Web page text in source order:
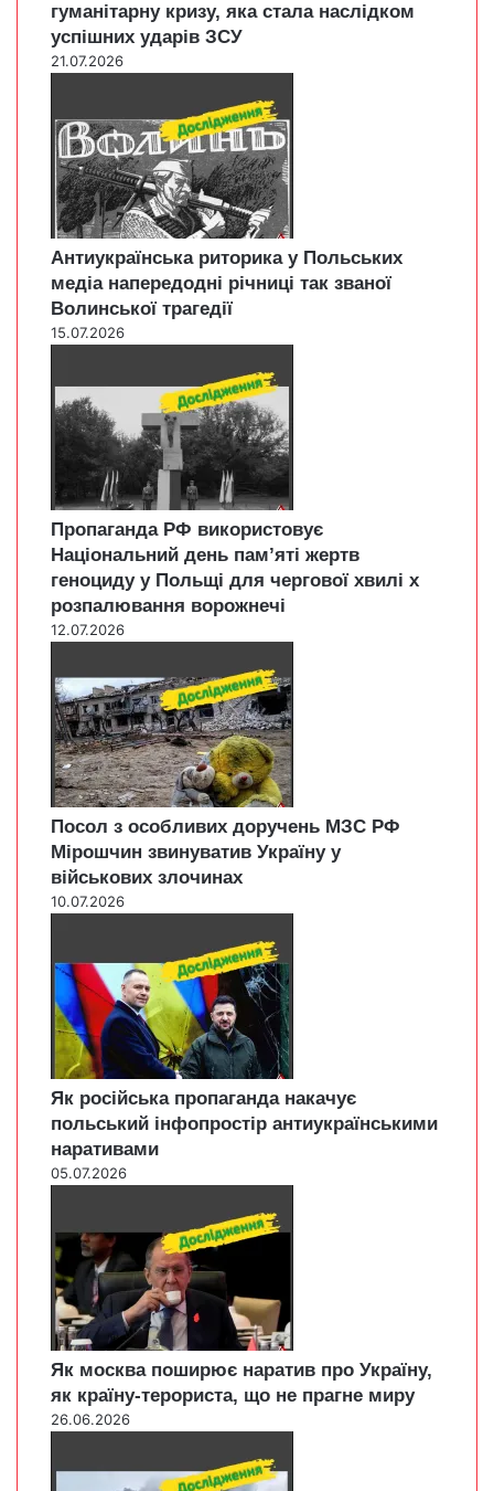
гуманітарну кризу, яка стала наслідком
успішних ударів ЗСУ
21.07.2026
Антиукраїнська риторика у Польських
медіа напередодні річниці так званої
Волинської трагедії
15.07.2026
Пропаганда РФ використовує
Національний день пам’яті жертв
геноциду у Польщі для чергової хвилі х
розпалювання ворожнечі
12.07.2026
Посол з особливих доручень МЗС РФ
Мірошчин звинуватив Україну у
військових злочинах
10.07.2026
Як російська пропаганда накачує
польський інфопростір антиукраїнськими
наративами
05.07.2026
Як москва поширює наратив про Україну,
як країну-терориста, що не прагне миру
26.06.2026